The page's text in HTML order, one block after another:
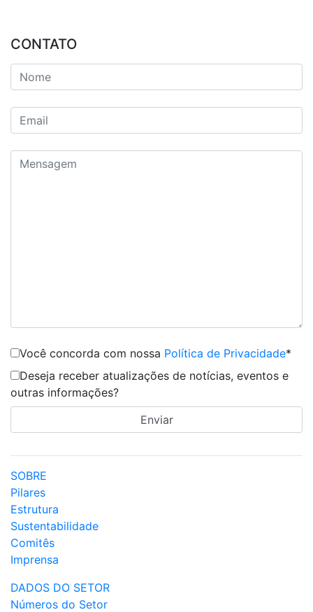
CONTATO
Você concorda com nossa Política de Privacidade*
Deseja receber atualizações de notícias, eventos e
outras informações?
SOBRE
Pilares
Estrutura
Sustentabilidade
Comitês
Imprensa
DADOS DO SETOR
Números do Setor